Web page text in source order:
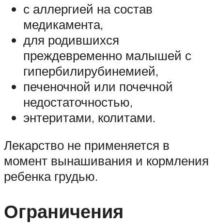
с аллергией на состав
медикамента,
для родившихся
преждевременно малышей с
гипербилирубинемией,
печеночной или почечной
недостаточностью,
энтеритами, колитами.
Лекарство не применяется в
момент вынашивания и кормления
ребенка грудью.
Ограничения